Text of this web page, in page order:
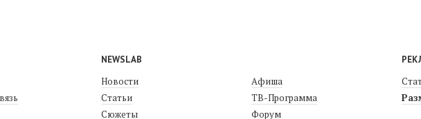
NEWSLAB
Новости
Статьи
Сюжеты
Афиша
ТВ-Программа
Форум